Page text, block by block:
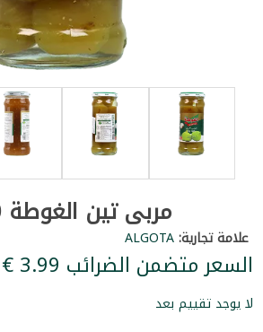
مربى تين الغوطة 450غ
علامة تجارية:ALGOTA
السعر متضمن الضرائب ‏3.99 €
لا يوجد تقييم بعد